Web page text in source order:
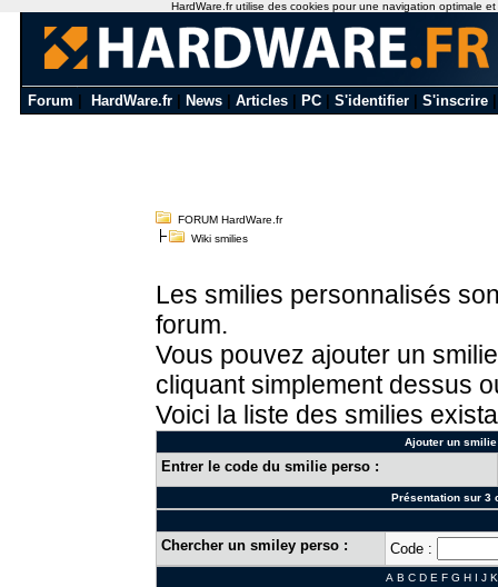
Forum HardWare.fr News Articles PC S'identifier S'inscrire
FORUM HardWare.fr
Wiki smilies
Les smilies personnalisés
forum.
Vous pouvez ajouter un
cliquant simplement dessus
Voici la liste des smilies
Ajouter un
Entrer le code du smilie perso :
Présentation sur 3
Chercher un smiley perso : Code :
A B C D E F G H I J K
HardWare.fr utilise des cookies pour une navigation optimale